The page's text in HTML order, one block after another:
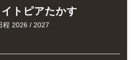
トピアたかす
2026 / 2027